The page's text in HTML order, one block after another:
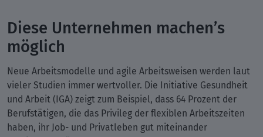
Diese Unternehmen machen’s
möglich
Neue Arbeitsmodelle und agile Arbeitsweisen werden laut
vieler Studien immer wertvoller. Die Initiative Gesundheit
und Arbeit (IGA) zeigt zum Beispiel, dass 64 Prozent der
Berufstätigen, die das Privileg der flexiblen Arbeitszeiten
haben, ihr Job- und Privatleben gut miteinander